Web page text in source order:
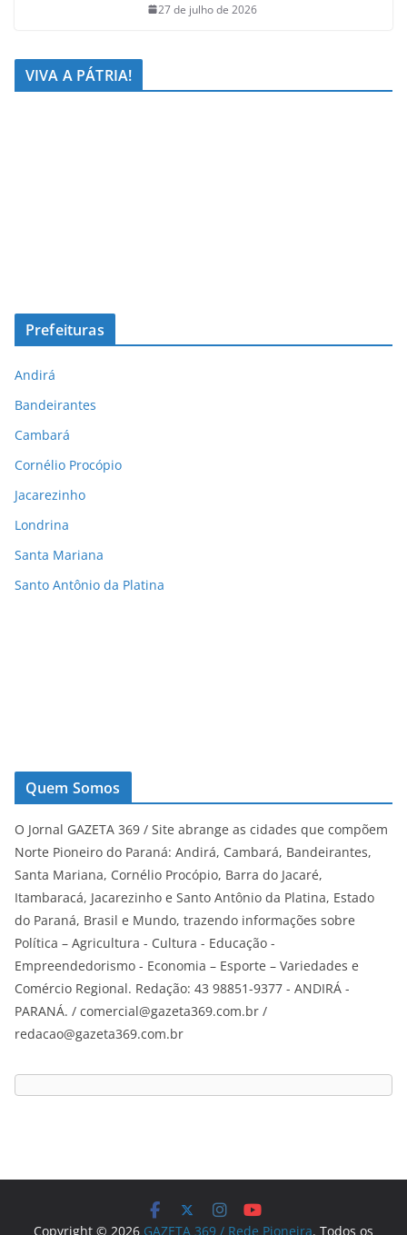
27 de julho de 2026
VIVA A PÁTRIA!
Prefeituras
Andirá
Bandeirantes
Cambará
Cornélio Procópio
Jacarezinho
Londrina
Santa Mariana
Santo Antônio da Platina
Quem Somos
O Jornal GAZETA 369 / Site abrange as cidades que compõem
Norte Pioneiro do Paraná: Andirá, Cambará, Bandeirantes,
Santa Mariana, Cornélio Procópio, Barra do Jacaré,
Itambaracá, Jacarezinho e Santo Antônio da Platina, Estado
do Paraná, Brasil e Mundo, trazendo informações sobre
Política – Agricultura - Cultura - Educação -
Empreendedorismo - Economia – Esporte – Variedades e
Comércio Regional. Redação: 43 98851-9377 - ANDIRÁ -
PARANÁ. / comercial@gazeta369.com.br /
redacao@gazeta369.com.br
Copyright © 2026 GAZETA 369 / Rede Pioneira. Todos os